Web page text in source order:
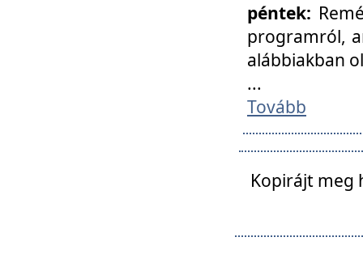
péntek:
programról,
alábbiakban
...
Tovább
Kopirájt meg